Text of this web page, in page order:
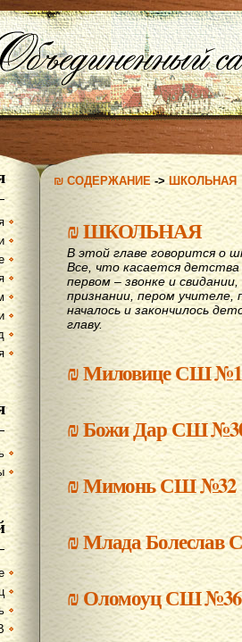
₪ СОДЕРЖАНИЕ->ШКОЛЬНАЯ
₪ШКОЛЬНАЯ
В этой главе говорится о
Все, что касается
первом – звонке и
признании, пером учителе,
началось и закончилось
главу.
₪Миловице СШ №1
₪Божи Дар СШ
₪Мимонь СШ №32
₪Млада
₪Оломоуц СШ №36